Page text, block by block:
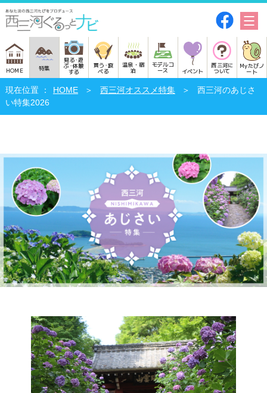
HOME 特集
見る･遊
ぶ･体験
する
買う･食
べる
温泉・宿
泊
モデルコ
ース イベント
西三河に
ついて
Myたびノ
ート
HOME 西三河オススメ特集
西三河のあじさ
い特集2026